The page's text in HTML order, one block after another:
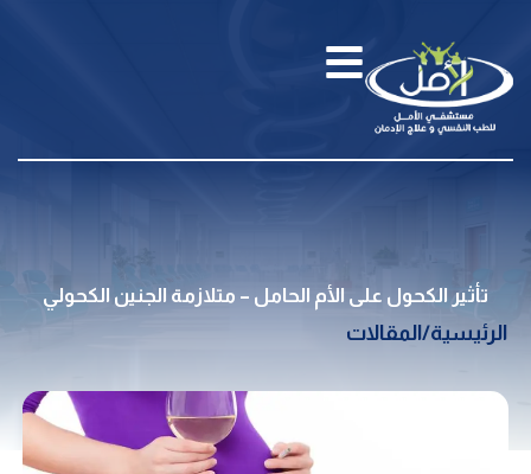
تأثير الكحول على الأم الحامل – متلازمة الجنين الكحولي
الرئيسية/المقالات